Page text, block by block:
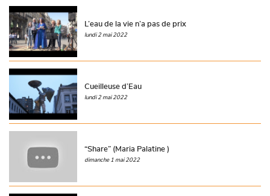
L’eau de la vie n’a pas de prix
lundi 2 mai 2022
Cueilleuse d’Eau
lundi 2 mai 2022
“Share” (Maria Palatine )
dimanche 1 mai 2022